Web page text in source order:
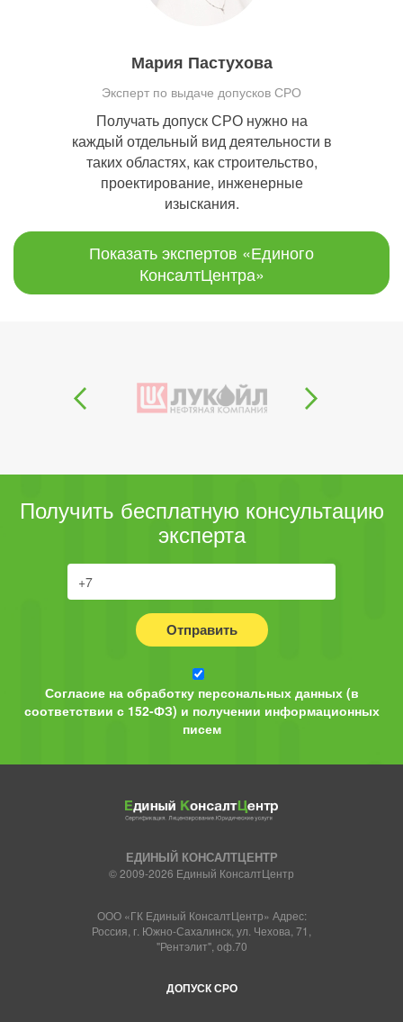
Мария Пастухова
Эксперт по выдаче допусков СРО
Получать допуск СРО нужно на
каждый отдельный вид деятельности в
таких областях, как строительство,
проектирование, инженерные
изыскания.
Показать экспертов «Единого
КонсалтЦентра»
Получить бесплатную консультацию
эксперта
Отправить
Согласие на обработку персональных данных (в
соответствии с 152-ФЗ) и получении информационных
писем
ЕДИНЫЙ КОНСАЛТЦЕНТР
© 2009-2026 Единый КонсалтЦентр
ООО «ГК Единый КонсалтЦентр» Адрес:
Россия, г. Южно-Сахалинск, ул. Чехова, 71,
"Рентэлит", оф.70
ДОПУСК СРО